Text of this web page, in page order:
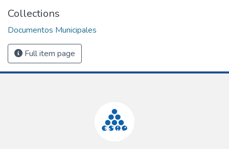
Collections
Documentos Municipales
Full item page